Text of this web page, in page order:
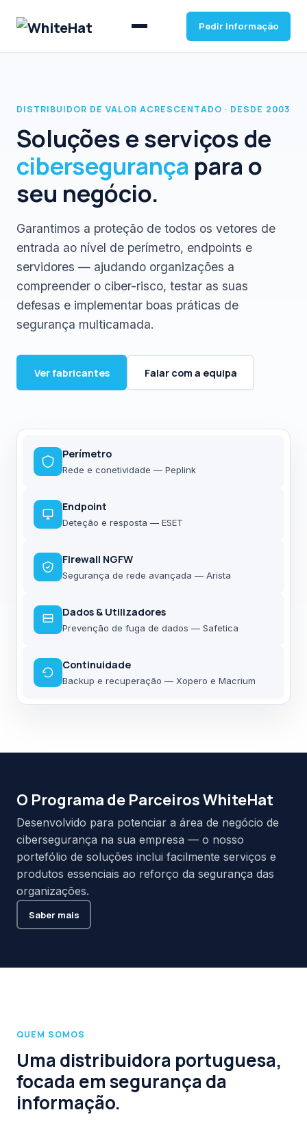
Pedir Informação
DISTRIBUIDOR DE VALOR ACRESCENTADO · DESDE 2003
Soluções e serviços de
cibersegurança para o
seu negócio.
Garantimos a proteção de todos os vetores de
entrada ao nível de perímetro, endpoints e
servidores — ajudando organizações a
compreender o ciber-risco, testar as suas
defesas e implementar boas práticas de
segurança multicamada.
Ver fabricantes Falar com a equipa
Perímetro
Rede e conetividade — Peplink
Endpoint
Deteção e resposta — ESET
Firewall NGFW
Segurança de rede avançada — Arista
Dados & Utilizadores
Prevenção de fuga de dados — Safetica
Continuidade
Backup e recuperação — Xopero e Macrium
O Programa de Parceiros WhiteHat
Desenvolvido para potenciar a área de negócio de
cibersegurança na sua empresa — o nosso
portefólio de soluções inclui facilmente serviços e
produtos essenciais ao reforço da segurança das
organizações.
Saber mais
QUEM SOMOS
Uma distribuidora portuguesa,
focada em segurança da
informação.